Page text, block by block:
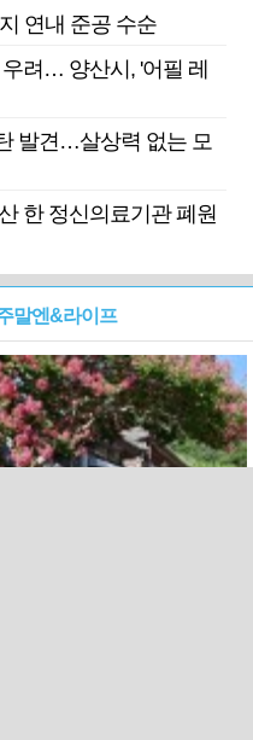
연내 준공 수순
려… 양산시, '어필 레
발견…살상력 없는 모
한 정신의료기관 폐원
말엔&라이프